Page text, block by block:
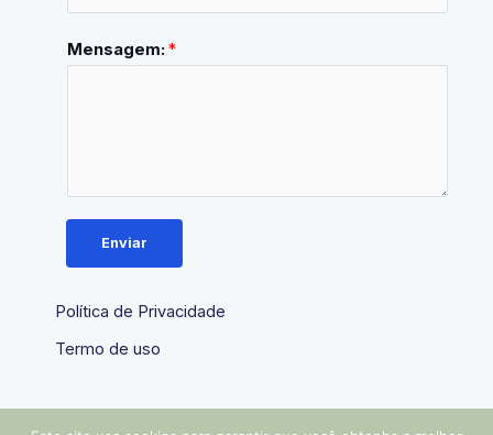
Mensagem: *
Enviar
Política de Privacidade
Termo de uso